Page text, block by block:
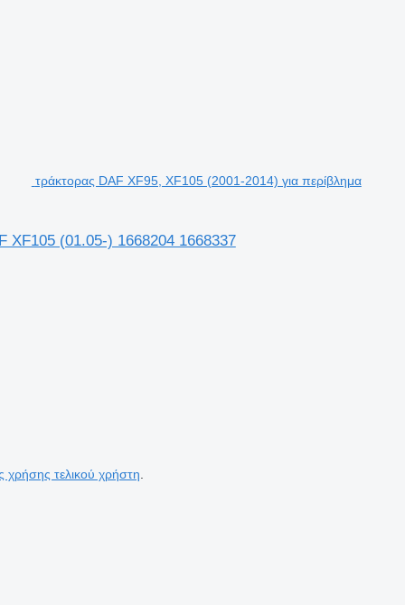
τράκτορας DAF XF95, XF105 (2001-2014) για περίβλημα
XF105 (01.05-) 1668204 1668337
χρήσης τελικού χρήστη